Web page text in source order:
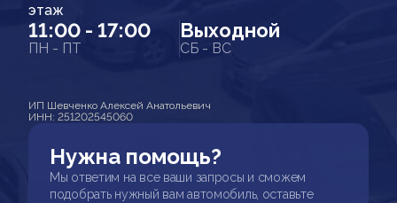
этаж
11:00 - 17:00
ПН - ПТ
Выходной
СБ - ВС
ИП Шевченко Алексей Анатольевич
ИНН: 251202545060
Нужна помощь?
Мы ответим на все ваши запросы и сможем
подобрать нужный вам автомобиль, оставьте